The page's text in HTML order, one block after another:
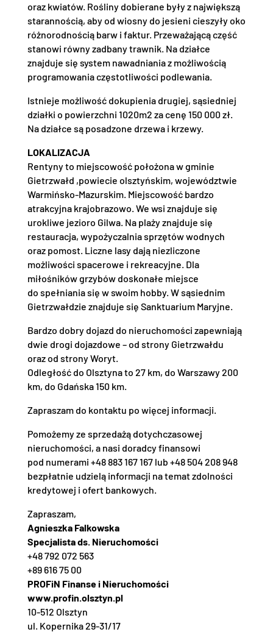
oraz kwiatów. Rośliny dobierane były z największą
starannością, aby od wiosny do jesieni cieszyły oko
różnorodnością barw i faktur. Przeważającą część
stanowi równy zadbany trawnik. Na działce
znajduje się system nawadniania z możliwością
programowania częstotliwości podlewania.
Istnieje możliwość dokupienia drugiej, sąsiedniej
działki o powierzchni 1020m2 za cenę 150 000 zł.
Na działce są posadzone drzewa i krzewy.
LOKALIZACJA
Rentyny to miejscowość położona w gminie
Gietrzwałd ,powiecie olsztyńskim, województwie
Warmińsko-Mazurskim. Miejscowość bardzo
atrakcyjna krajobrazowo. We wsi znajduje się
urokliwe jezioro Gilwa. Na plaży znajduje się
restauracja, wypożyczalnia sprzętów wodnych
oraz pomost. Liczne lasy dają niezliczone
możliwości spacerowe i rekreacyjne. Dla
miłośników grzybów doskonałe miejsce
do spełniania się w swoim hobby. W sąsiednim
Gietrzwałdzie znajduje się Sanktuarium Maryjne.
Bardzo dobry dojazd do nieruchomości zapewniają
dwie drogi dojazdowe – od strony Gietrzwałdu
oraz od strony Woryt.
Odległość do Olsztyna to 27 km, do Warszawy 200
km, do Gdańska 150 km.
Zapraszam do kontaktu po więcej informacji.
Pomożemy ze sprzedażą dotychczasowej
nieruchomości, a nasi doradcy finansowi
pod numerami +48 883 167 167 lub +48 504 208 948
bezpłatnie udzielą informacji na temat zdolności
kredytowej i ofert bankowych.
Zapraszam,
Agnieszka Falkowska
Specjalista ds. Nieruchomości
+48 792 072 563
+89 616 75 00
PROFiN Finanse i Nieruchomości
www.profin.olsztyn.pl
10-512 Olsztyn
ul. Kopernika 29-31/17